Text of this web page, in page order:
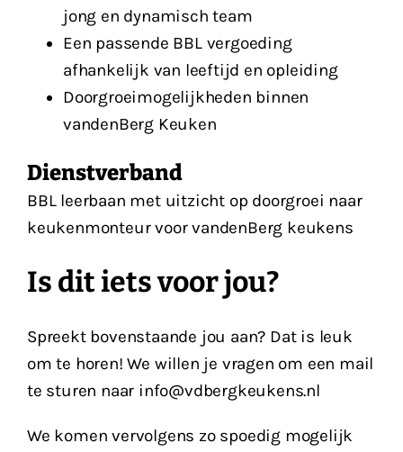
jong en dynamisch team
Een passende BBL vergoeding
afhankelijk van leeftijd en opleiding
Doorgroeimogelijkheden binnen
vandenBerg Keuken
Dienstverband
BBL leerbaan met uitzicht op doorgroei naar
keukenmonteur voor vandenBerg keukens
Is dit iets voor jou?
Spreekt bovenstaande jou aan? Dat is leuk
om te horen! We willen je vragen om een mail
te sturen naar info@vdbergkeukens.nl
We komen vervolgens zo spoedig mogelijk